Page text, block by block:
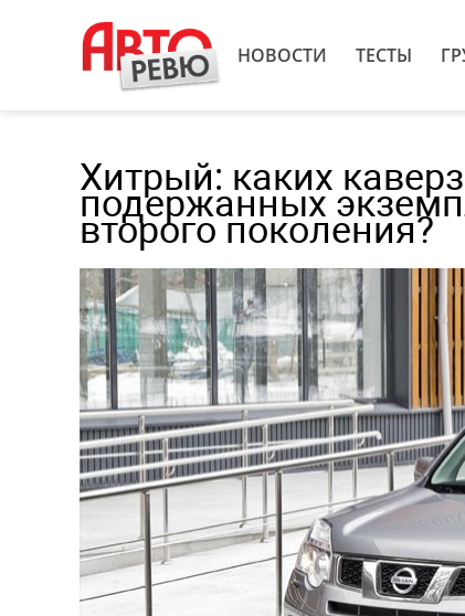
НОВОСТИ ТЕСТЫ
Хитрый: каких
подержанных
второго поколения?